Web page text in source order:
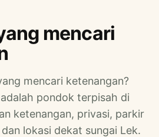
mencari
mencari ketenangan?
pondok terpisah di
ketenangan, privasi, parkir
lokasi dekat sungai Lek.